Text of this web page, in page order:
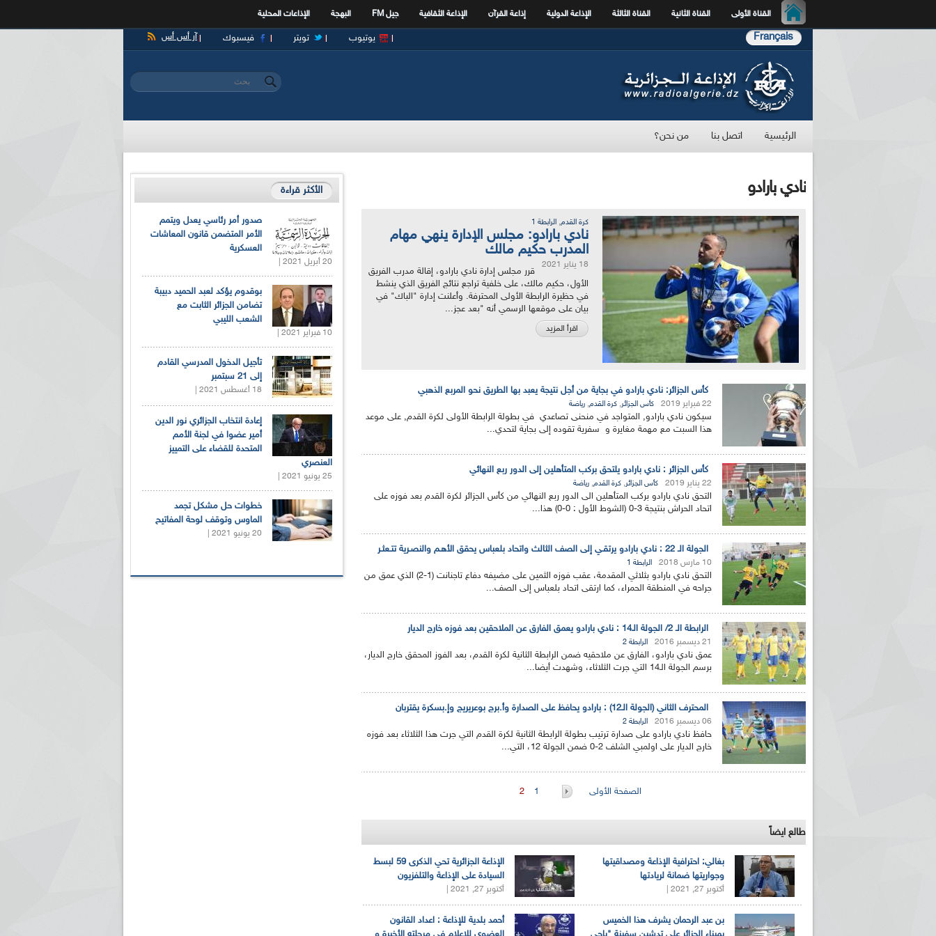
القناة الأولى القناة الثانية القناة الثالثة الإذاعة الدولية إذاعة القرآن الإذاعة الثقافية جيل FM البهجة الإذاعات المحلية
Français آر أس أس فيسبوك تويتر يوتيوب
استمارة البحث
‏بحث ‏
الرئيسية اتصل بنا من نحن؟
نادي بارادو
كرة القدم, الرابطة 1
نادي بارادو: مجلس الإدارة ينهي مهام
المدرب حكيم مالك
18 يناير 2021
قرر مجلس إدارة نادي بارادو، إقالة مدرب الفريق
الأول، حكيم مالك، على خلفية تراجع نتائج الفريق الذي ينشط
في حظيرة الرابطة الأولى المحترفة. وأعلنت إدارة "الباك" في
بيان على موقعها الرسمي أنه "بعد عجز...
اقرأ المزيد
كأس الجزائر: نادي بارادو في بجاية من أجل نتيجة يعبد بها الطريق نحو المربع الذهبي
22 فبراير 2019 كأس الجزائر, كرة القدم, رياضة
سيكون نادي بارادو, المتواجد في منحنى تصاعدي في بطولة الرابطة الأولى لكرة القدم, على موعد
هذا السبت مع مهمة مغايرة و سفرية تقوده إلى بجاية لتحدي...
كأس الجزائر : نادي بارادو يلتحق بركب المتأهلين إلى الدور ربع النهائي
22 يناير 2019 كأس الجزائر, كرة القدم, رياضة
التحق نادي بارادو بركب المتأهلين الى الدور ربع النهائي من كأس الجزائر لكرة القدم بعد فوزه على
اتحاد الحراش بنتيجة 3-0 (الشوط الأول : 0-0) هذا...
الجولة الـ 22 : نادي بارادو يرتقـي إلى الصف الثالث واتحاد بلعباس يحقق الأهـم والنصـرية تتـعثـر
10 مارس 2018 الرابطة 1
التحق نادي بارادو بثلاثي المقدمة، عقب فوزه الثمين على مضيفه دفاع تاجنانت (1-2) الذي عمق من
جراحه في المنطقة الحمراء، كما ارتقى اتحاد بلعباس إلى الصف...
الرابطة الـ 2/ الجولة الـ14 : نادي بارادو يعمق الفارق عن الملاحقين بعد فوزه خارج الديار
21 ديسمبر 2016 الرابطة 2
عمق نادي بارادو، الفارق عن ملاحقيه ضمن الرابطة الثانية لكرة القدم، بعد الفوز المحقق خارج الديار،
برسم الجولة الـ14 التي جرت الثلاثاء، وشهدت أيضا...
المحترف الثاني (الجولة الـ12) : بارادو يحافظ على الصدارة وأ.برج بوعريريج وإ.بسكرة يقتربان
06 ديسمبر 2016 الرابطة 2
حافظ نادي بارادو على صدارة ترتيب بطولة الرابطة الثانية لكرة القدم التي جرت هذا الثلاثاء بعد فوزه
خارج الديار على اولمبي الشلف 2-0 ضمن الجولة 12، التي...
الصفحة الأولى 1
2
طالع ايضاً
الإذاعة الجزائرية تحي الذكرى 59 لبسط
السيادة على الإذاعة والتلفزيون
أكتوبر 27, 2021 |
بغالي: احترافية الإذاعة ومصداقيتها
وجواريتها ضمانة لريادتها
أكتوبر 27, 2021 |
أحمد بلدية للإذاعة : اعداد القانون
بن عبد الرحمان يشرف هذا الخميس
الأكثر قراءة
صدور أمر رئاسي يعدل ويتمم
الأمر المتضمن قانون المعاشات
العسكرية
20 أبريل 2021 |
بوقدوم يؤكد لعبد الحميد دبيبة
تضامن الجزائر الثابت مع
الشعب الليبي
10 فبراير 2021 |
تأجيل الدخول المدرسي القادم
إلى 21 سبتمبر
18 أغسطس 2021 |
إعادة انتخاب الجزائري نور الدين
أمير عضوا في لجنة الأمم
المتحدة للقضاء على التمييز
العنصري
25 يونيو 2021 |
خطوات حل مشكل تجمد
الماوس وتوقف لوحة المفاتيح
20 يونيو 2021 |